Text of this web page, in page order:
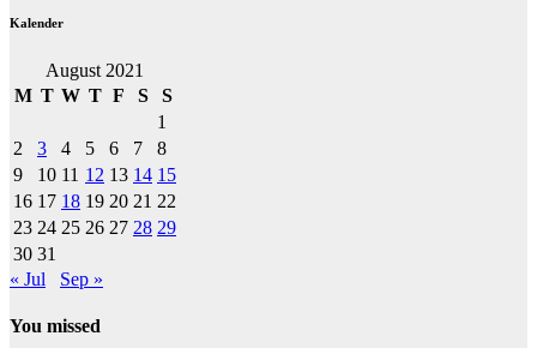
Kalender
August 2021
M T W T F S
S
1
2
3 4 5 6 7
8
9
10 11 12 13 14 15
16 17 18 19 20 21 22
23 24 25 26 27 28 29
30 31
« Jul
Sep »
You missed